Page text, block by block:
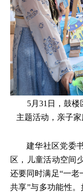
5月31日，鼓
主题活动，亲子
建华社区党委
区，儿童活动空间
还要同时满足“一老
共享”与多功能性